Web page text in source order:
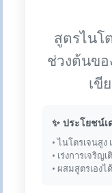
สูตรไนโ
ช่วงต้นขอ
เขี
✨ ประโยชน์เ
• ไนโตรเจนสูง
• เร่งการเจริญ
• ผสมสูตรเอง